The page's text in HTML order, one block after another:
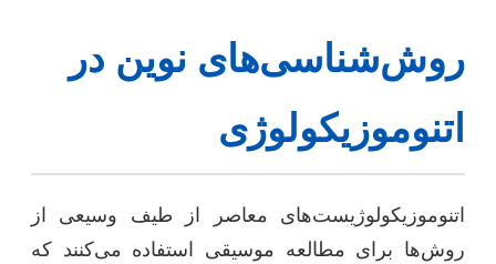
روش‌شناسی‌های نوین در
اتنوموزیکولوژی
اتنوموزیکولوژیست‌های معاصر از طیف وسیعی از
روش‌ها برای مطالعه موسیقی استفاده می‌کنند که